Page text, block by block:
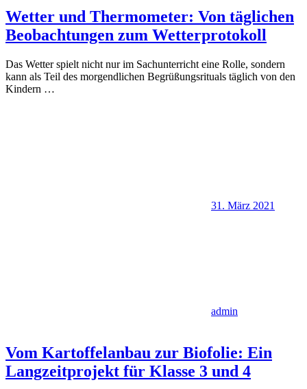
Wetter und Thermometer: Von täglichen
Beobachtungen zum Wetterprotokoll
Das Wetter spielt nicht nur im Sachunterricht eine Rolle, sondern
kann als Teil des morgendlichen Begrüßungsrituals täglich von den
Kindern …
31. März 2021
admin
Vom Kartoffelanbau zur Biofolie: Ein
Langzeitprojekt für Klasse 3 und 4